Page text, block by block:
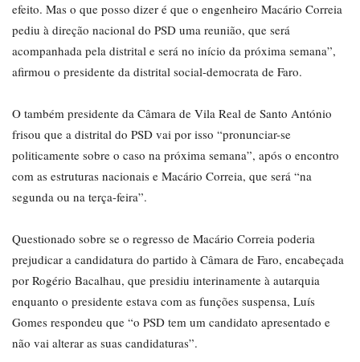
efeito. Mas o que posso dizer é que o engenheiro Macário Correia
pediu à direção nacional do PSD uma reunião, que será
acompanhada pela distrital e será no início da próxima semana”,
afirmou o presidente da distrital social-democrata de Faro.
O também presidente da Câmara de Vila Real de Santo António
frisou que a distrital do PSD vai por isso “pronunciar-se
politicamente sobre o caso na próxima semana”, após o encontro
com as estruturas nacionais e Macário Correia, que será “na
segunda ou na terça-feira”.
Questionado sobre se o regresso de Macário Correia poderia
prejudicar a candidatura do partido à Câmara de Faro, encabeçada
por Rogério Bacalhau, que presidiu interinamente à autarquia
enquanto o presidente estava com as funções suspensa, Luís
Gomes respondeu que “o PSD tem um candidato apresentado e
não vai alterar as suas candidaturas”.